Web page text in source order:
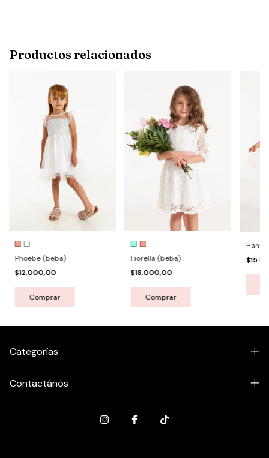
Productos relacionados
Phoebe (beba)
$12.000,00
Comprar
Fiorella (beba)
$18.000,00
Comprar
Categorías
Contactános